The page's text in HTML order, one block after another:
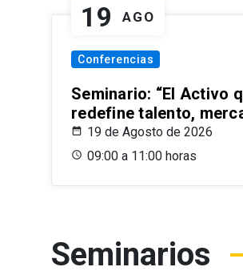
19 AGO
Conferencias
Seminario: “El Activo
redefine talento,
19 de Agosto de 2026
09:00 a 11:00 horas
Seminarios